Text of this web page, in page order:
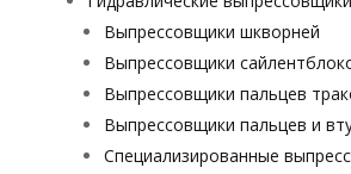
Выпрессовщики шкворней
Выпрессовщики
Выпрессовщики пальцев
Выпрессовщики пальцев и
Специализированные